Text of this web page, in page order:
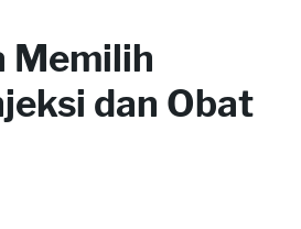
Memilih
dan Obat